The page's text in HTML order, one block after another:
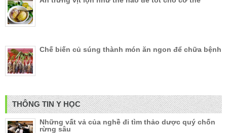
Chế biến củ súng thành món ăn ngon để chữa bệnh
THÔNG TIN Y HỌC
Những vất vả của nghề đi tìm thảo dược quý chốn
rừng sâu